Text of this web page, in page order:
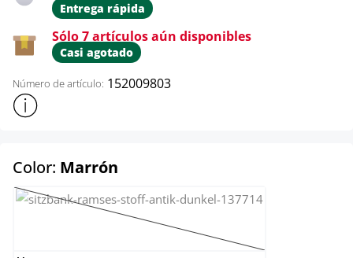
Entrega rápida
Sólo 7 artículos aún disponibles
Casi agotado
Número de artículo: 152009803
Mostrar más información sobre el producto
Color: Marrón
Amarillo
(Esta opción no está disponible en este